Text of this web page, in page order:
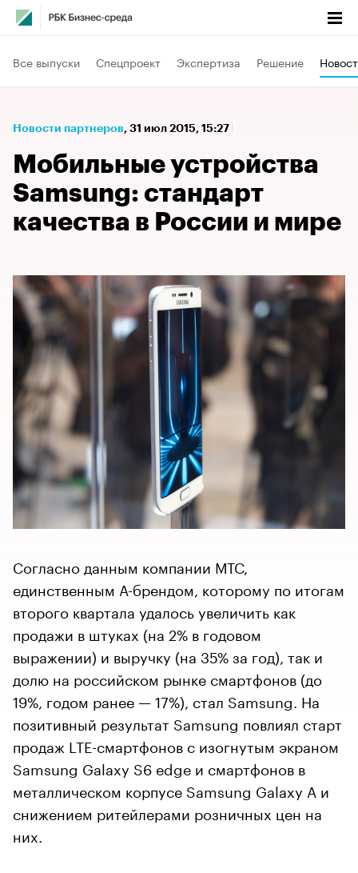
Все выпуски Спецпроект Экспертиза Решение
Новости партнеров⁠, 31 июл 2015, 15:27
Мобильные устройства
Samsung: стандарт
качества в России и мире
Согласно данным компании МТС,
единственным A-брендом, которому по итогам
второго квартала удалось увеличить как
продажи в штуках (на 2% в годовом
выражении) и выручку (на 35% за год), так и
долю на российском рынке смартфонов (до
19%, годом ранее — 17%), стал Samsung. На
позитивный результат Samsung повлиял старт
продаж LTE-смартфонов с изогнутым экраном
Samsung Galaxy S6 edge и смартфонов в
металлическом корпусе Samsung Galaxy A и
снижением ритейлерами розничных цен на
них.